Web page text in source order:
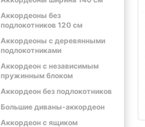
Аккордеоны без
подлокотников 120 см
Аккордеоны с деревянными
подлокотниками
Аккордеон с независимым
пружинным блоком
Аккордеон без подлокотников
Большие диваны-аккордеон
Аккордеон с ящиком